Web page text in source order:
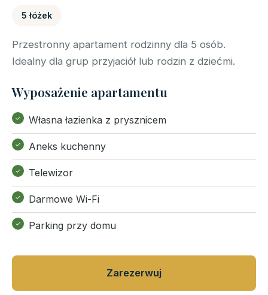
5 łóżek
Przestronny apartament rodzinny dla 5 osób.
Idealny dla grup przyjaciół lub rodzin z dziećmi.
Wyposażenie apartamentu
Własna łazienka z prysznicem
Aneks kuchenny
Telewizor
Darmowe Wi-Fi
Parking przy domu
Zarezerwuj